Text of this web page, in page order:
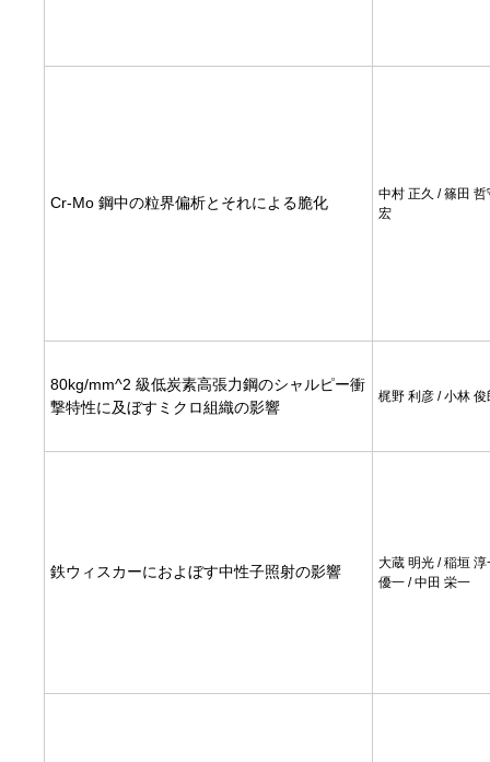
Cr-Mo 鋼中の粒界偏析とそれによる脆化
中村 正久 / 篠田 哲
宏
80kg/mm^2 級低炭素高張力鋼のシャルピー衝
撃特性に及ぼすミクロ組織の影響
梶野 利彦 / 小林 俊
鉄ウィスカーにおよぼす中性子照射の影響
大蔵 明光 / 稲垣 淳
優一 / 中田 栄一